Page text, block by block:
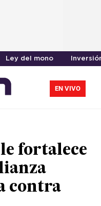
Ley del mono
EN VIVO
fortalece
contra